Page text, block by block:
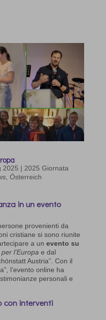
2025 | 2025 Giornata
, Österreich
in un evento
provenienti da
cristiane si sono riunite
a un evento su
l’Europa e dal
Austria”. Con il
l’evento online ha
personali e
con interventi